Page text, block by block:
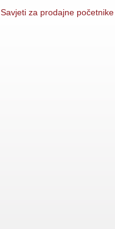
Savjeti za prodajne početnike